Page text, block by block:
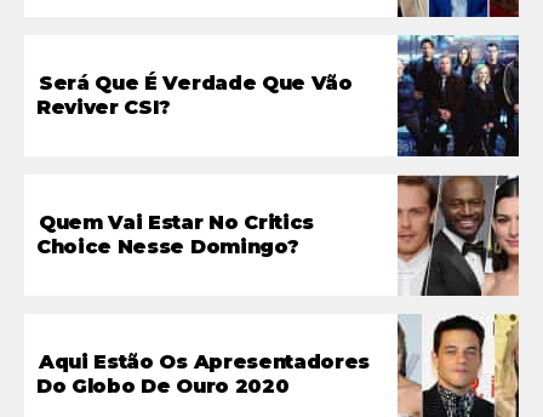
Será Que É Verdade Que Vão
Reviver CSI?
Quem Vai Estar No Critics
Choice Nesse Domingo?
Aqui Estão Os Apresentadores
Do Globo De Ouro 2020